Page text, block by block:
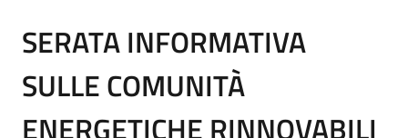
SERATA INFORMATIVA
SULLE COMUNITÀ
ENERGETICHE RINNOVABILI